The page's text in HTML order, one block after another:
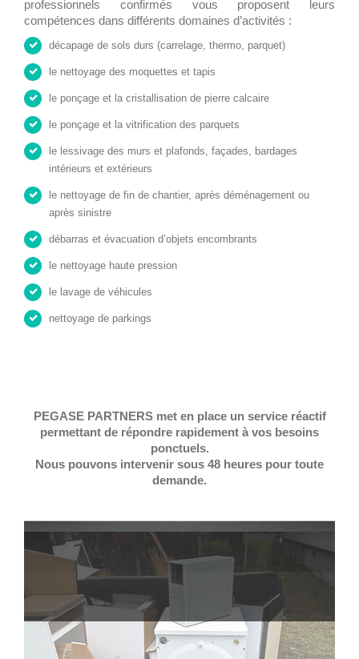
professionnels confirmés vous proposent leurs
compétences dans différents domaines d’activités :
décapage de sols durs (carrelage, thermo, parquet)
le nettoyage des moquettes et tapis
le ponçage et la cristallisation de pierre calcaire
le ponçage et la vitrification des parquets
le lessivage des murs et plafonds, façades, bardages
intérieurs et extérieurs
le nettoyage de fin de chantier, après déménagement ou
après sinistre
débarras et évacuation d’objets encombrants
le nettoyage haute pression
le lavage de véhicules
nettoyage de parkings
PEGASE PARTNERS met en place un service réactif
permettant de répondre rapidement à vos besoins
ponctuels.
Nous pouvons intervenir sous 48 heures pour toute
demande.